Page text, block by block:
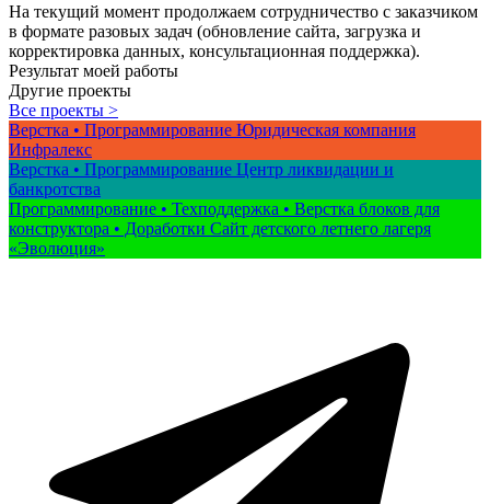
На текущий момент продолжаем сотрудничество с заказчиком
в формате разовых задач (обновление сайта, загрузка и
корректировка данных, консультационная поддержка).
Результат моей работы
Другие проекты
Все проекты >
Верстка • Программирование Юридическая компания
Инфралекс
Верстка • Программирование Центр ликвидации и
банкротства
Программирование • Техподдержка • Верстка блоков для
конструктора • Доработки Сайт детского летнего лагеря
«Эволюция»